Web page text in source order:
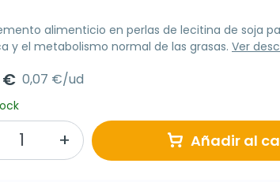
alimenticio en perlas de lecitina de soja
y el metabolismo normal de las grasas. Ver
€ 0,07 €/ud
Añadir al